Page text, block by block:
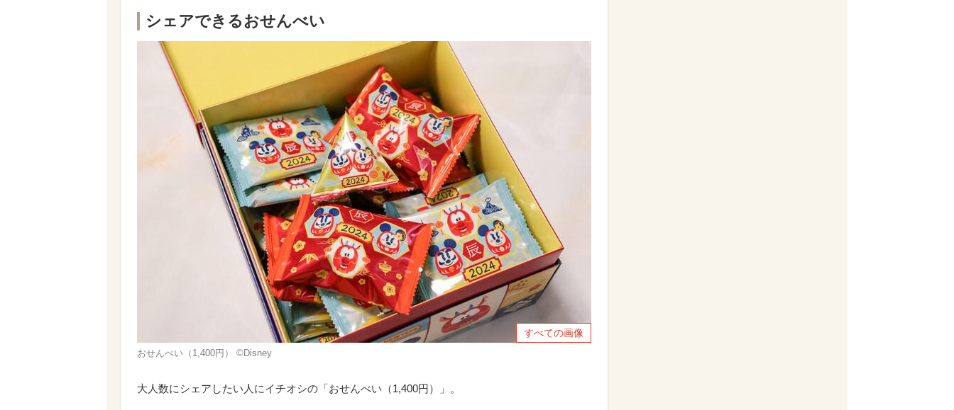
シェアできるおせんべい
すべての画像
おせんべい（1,400円） ©Disney
大人数にシェアしたい人にイチオシの「おせんべい（1,400円）」。